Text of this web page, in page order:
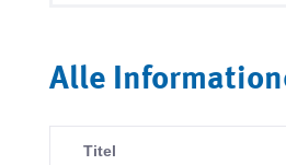
Alle
Titel